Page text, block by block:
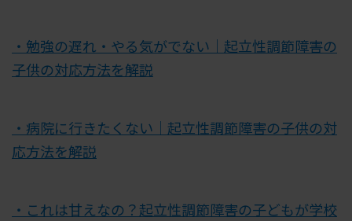
・勉強の遅れ・やる気がでない｜起立性調節障害の
子供の対応方法を解説
・病院に行きたくない｜起立性調節障害の子供の対
応方法を解説
・これは甘えなの？起立性調節障害の子どもが学校